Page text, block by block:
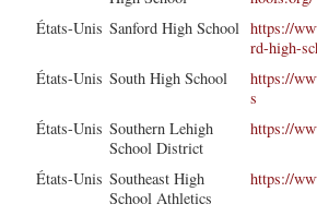
États-Unis Sanford High School https://
rd-high-
États-Unis South High School
https://
s
États-Unis Southern Lehigh
School District
https://
États-Unis Southeast High
School Athletics
https://